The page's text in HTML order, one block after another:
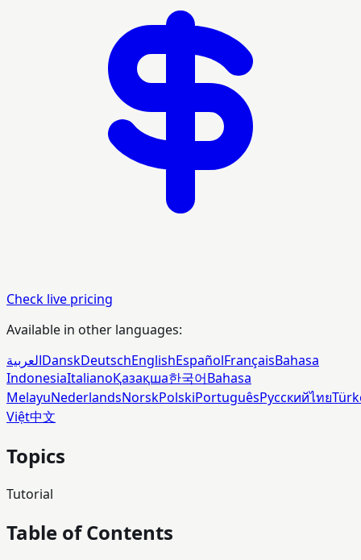
Check live pricing
Available in other languages:
العربيةDanskDeutschEnglishEspañolFrançaisBahasa
IndonesiaItalianoҚазақша한국어Bahasa
MelayuNederlandsNorskPolskiPortuguêsРусскийไทย
Việt中文
Topics
Tutorial
Table of Contents